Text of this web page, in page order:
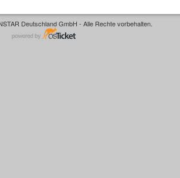
Deutschland GmbH - Alle Rechte vorbehalten.